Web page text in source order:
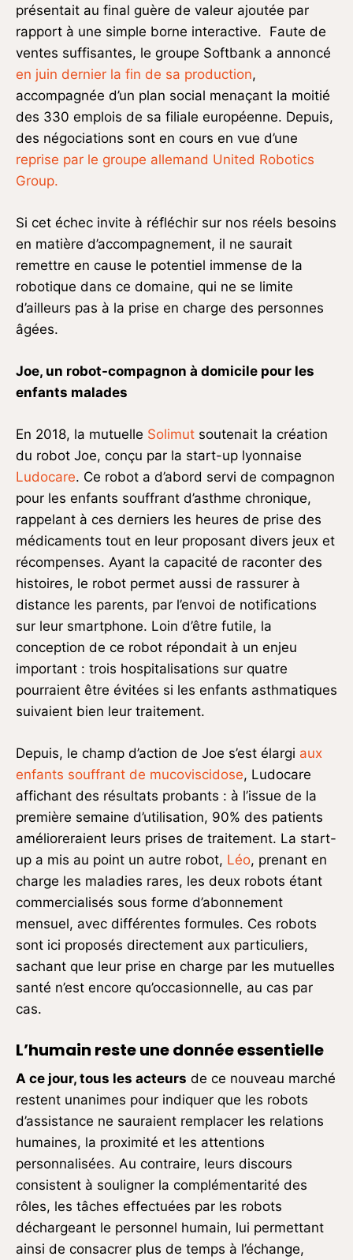
présentait au final guère de valeur ajoutée par
rapport à une simple borne interactive. Faute de
ventes suffisantes, le groupe Softbank a annoncé
en juin dernier la fin de sa production,
accompagnée d’un plan social menaçant la moitié
des 330 emplois de sa filiale européenne. Depuis,
des négociations sont en cours en vue d’une
reprise par le groupe allemand United Robotics
Group.
Si cet échec invite à réfléchir sur nos réels besoins
en matière d’accompagnement, il ne saurait
remettre en cause le potentiel immense de la
robotique dans ce domaine, qui ne se limite
d’ailleurs pas à la prise en charge des personnes
âgées.
Joe, un robot-compagnon à domicile pour les
enfants malades
En 2018, la mutuelle Solimut soutenait la création
du robot Joe, conçu par la start-up lyonnaise
Ludocare. Ce robot a d’abord servi de compagnon
pour les enfants souffrant d’asthme chronique,
rappelant à ces derniers les heures de prise des
médicaments tout en leur proposant divers jeux et
récompenses. Ayant la capacité de raconter des
histoires, le robot permet aussi de rassurer à
distance les parents, par l’envoi de notifications
sur leur smartphone. Loin d’être futile, la
conception de ce robot répondait à un enjeu
important : trois hospitalisations sur quatre
pourraient être évitées si les enfants asthmatiques
suivaient bien leur traitement.
Depuis, le champ d’action de Joe s’est élargi aux
enfants souffrant de mucoviscidose, Ludocare
affichant des résultats probants : à l’issue de la
première semaine d’utilisation, 90% des patients
amélioreraient leurs prises de traitement. La start-
up a mis au point un autre robot, Léo, prenant en
charge les maladies rares, les deux robots étant
commercialisés sous forme d’abonnement
mensuel, avec différentes formules. Ces robots
sont ici proposés directement aux particuliers,
sachant que leur prise en charge par les mutuelles
santé n’est encore qu’occasionnelle, au cas par
cas.
L’humain reste une donnée essentielle
A ce jour, tous les acteurs de ce nouveau marché
restent unanimes pour indiquer que les robots
d’assistance ne sauraient remplacer les relations
humaines, la proximité et les attentions
personnalisées. Au contraire, leurs discours
consistent à souligner la complémentarité des
rôles, les tâches effectuées par les robots
déchargeant le personnel humain, lui permettant
ainsi de consacrer plus de temps à l’échange,